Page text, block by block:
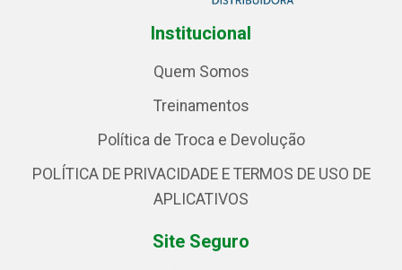
Institucional
Quem Somos
Treinamentos
Política de Troca e Devolução
POLÍTICA DE PRIVACIDADE E TERMOS DE USO DE
APLICATIVOS
Site Seguro